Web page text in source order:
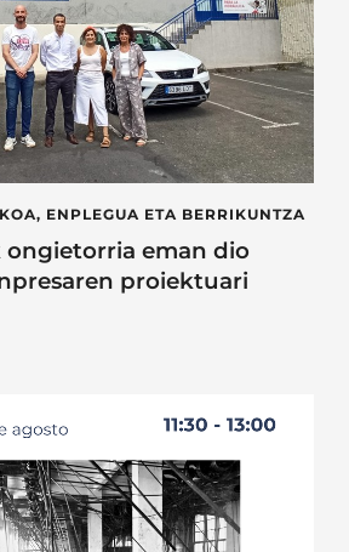
ENPLEGUA ETA BERRIKUNTZA
ongietorria eman dio
proiektuari